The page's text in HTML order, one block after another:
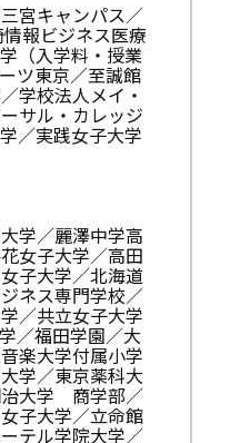
宮キャンパス／
報ビジネス医療
（入学料・授業
ツ東京／至誠館
学校法人メイ・
サル・カレッジ
／実践女子大学
学／麗澤中学高
女子大学／高田
子大学／北海道
ネス専門学校／
／共立女子大学
／福田学園／大
楽大学付属小学
学／東京薬科大
治大学 商学部／
子大学／立命館
テル学院大学／